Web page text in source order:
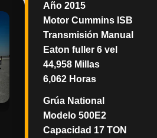
Año 2015
Motor Cummins ISB
Transmisión Manual
Eaton fuller 6 vel
44,958 Millas
6,062 Horas
Grúa National
Modelo 500E2
Capacidad 17 TON